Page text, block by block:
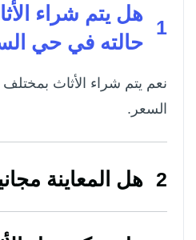
1
هل يتم شراء
حالته في حي
نعم يتم شراء الأثاث بمختلف
السعر.
2 هل المعاينة